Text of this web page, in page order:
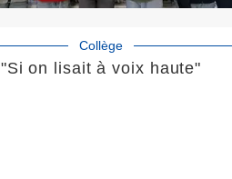
Collège
"Si on lisait à voix haute"